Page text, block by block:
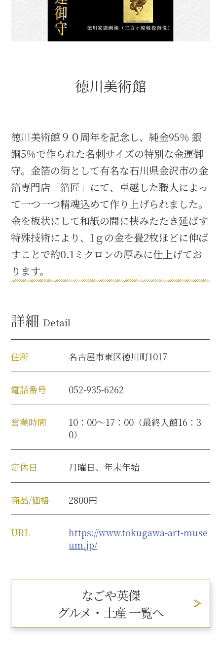
織田信長と名古屋の関係
信長グルメ・土産一覧
徳川家康と名古屋の関係
家康関連 史跡 一覧
家康グルメ・土産 一覧
名古屋＜家康＞観光モデルコース
前田利家と名古屋の関係
犬千代ルート
加藤清正と名古屋の関係
名古屋＜清正＞観光モデルコース
徳川美術館
徳川美術館９０周年を記念し、純金95％ 銀
銅5％で作られた名刺サイズの特別な金運御
守。金箔の街として有名な石川県金沢市の金
箔専門店「箔匠」にて、卓越した職人によっ
て一つ一つ精魂込めて作り上げられました。
金を板状にして和紙の間に挟みたたき延ばす
特殊技術により、1ｇの金を畳2枚ほどに伸ば
すことで約0.1ミクロンの厚みに仕上げてお
ります。
詳細 Detail
住所 名古屋市東区徳川町1017
電話番号 052-935-6262
営業時間
10：00～17：00（最終入館16：3
0）
定休日 月曜日、年末年始
商品/価格 2800円
URL
https://www.tokugawa-art-muse
um.jp/
なごや英傑
グルメ・土産 一覧へ